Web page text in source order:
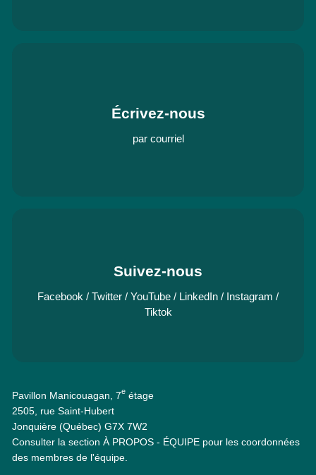
Écrivez-nous
par courriel
Suivez-nous
Facebook / Twitter / YouTube / LinkedIn / Instagram /
Tiktok
Pavillon Manicouagan, 7e étage
2505, rue Saint-Hubert
Jonquière (Québec) G7X 7W2
Consulter la section À PROPOS - ÉQUIPE pour les coordonnées
des membres de l'équipe.